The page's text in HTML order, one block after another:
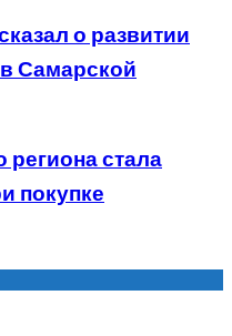
о развитии
Самарской
стала
покупке